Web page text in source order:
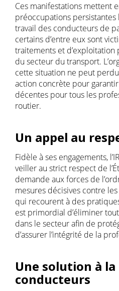
Ces manifestations mettent
préoccupations
travail des conducteurs de
certains d’entre eux sont
traitements et
du secteur du transport.
cette situation ne peut
action concrète pour
décentes pour tous les
routier.
Un appel au
Fidèle à ses engagements,
veiller au strict respect de
demande aux forces de
mesures décisives contre
qui recourent à des
est primordial d’éliminer
dans le secteur afin de
d’assurer l’intégrité de la
Une solution à
conducteurs